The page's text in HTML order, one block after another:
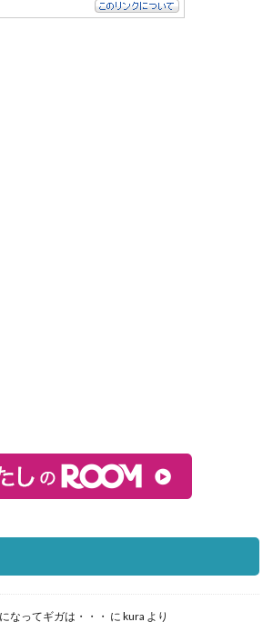
なってギガは・・・ に kura より